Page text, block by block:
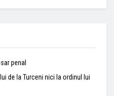
penal
de la Turceni nici la ordinul lui